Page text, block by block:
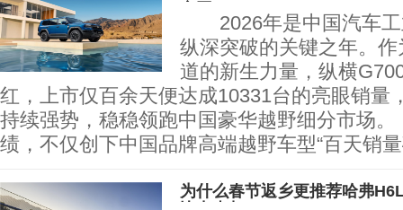
2026年是中国汽车工
纵深突破的关键之年。作
道的新生力量，纵横
红，上市仅百余天便达成10331台的亮眼销量
持续强势，稳稳领跑中国豪华越野细分市
绩，不仅创下中国品牌高端越野车型“百天销
为什么春节返乡更推荐哈弗